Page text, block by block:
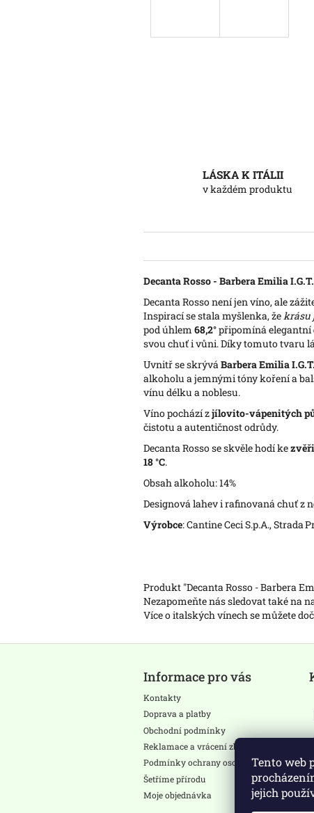
Tento web
jejich
LÁSKA K ITÁLII
v každém produktu
Decanta Rosso - Barbera Emilia
Decanta Rosso není jen víno, ale
Inspirací se stala myšlenka, žekrásu
pod úhlem 68,2°připomíná elegantní
svou chuť i vůni. Díky tomuto tvaru
Uvnitř se skrýváBarbera Emilia I.G.T.
alkoholu a jemnými tóny koření a
vínu délku a noblesu.
Víno pochází zjílovito-vápenitých
čistotu a autentičnost odrůdy.
Decanta Rosso se skvěle hodí ke
18 °C.
Obsah alkoholu: 14%
Designová lahev i rafinovaná chuť z
Výrobce: Cantine Ceci S.p.A., Strada
Produkt "Decanta Rosso - Barbera
Nezapomeňte nás sledovat také na
Více o italských vínech se můžete
Informace pro vás
Kontakty
Doprava a platby
Obchodní podmínky
Reklamace a vrácení zboží
Podmínky ochrany osobních údajů
Šetříme přírodu
Moje objednávka